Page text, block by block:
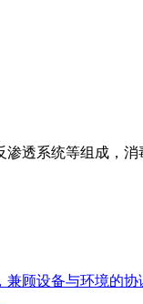
透系统等组成，
顾设备与环境的